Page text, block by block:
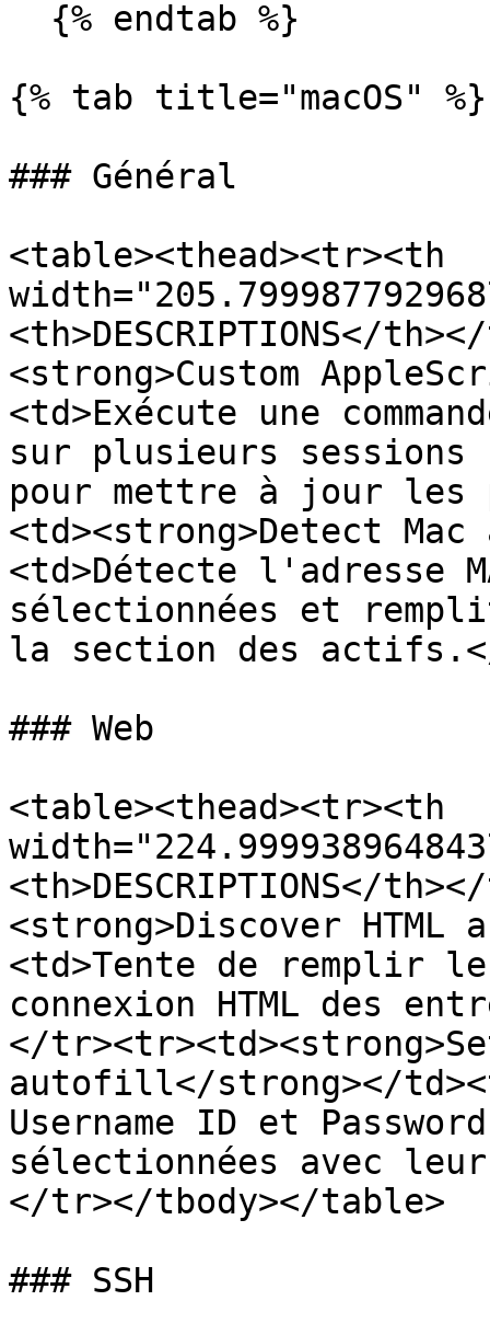
{% tab title="macOS" %}
### Général
<table><thead><tr><th
<th>DESCRIPTIONS</
<strong>Custom
<td>Exécute une
sur plusieurs sessions
pour mettre à jour les
<td><strong>Detect
<td>Détecte l'adresse
sélectionnées et
la section des
### Web
<table><thead><tr><th
<th>DESCRIPTIONS</
<strong>Discover
<td>Tente de remplir
connexion HTML des
</
autofill</strong></
Username ID et
sélectionnées avec
</tr></tbody></table>
### SSH